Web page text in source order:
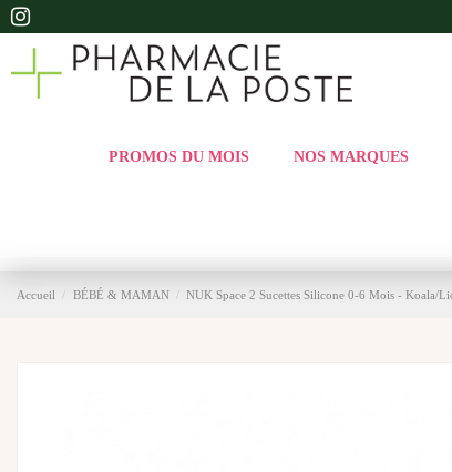
PROMOS DU MOIS NOS MARQUES
Accueil BÉBÉ & MAMAN NUK Space 2 Sucettes Silicone 0-6 Mois - Koala/